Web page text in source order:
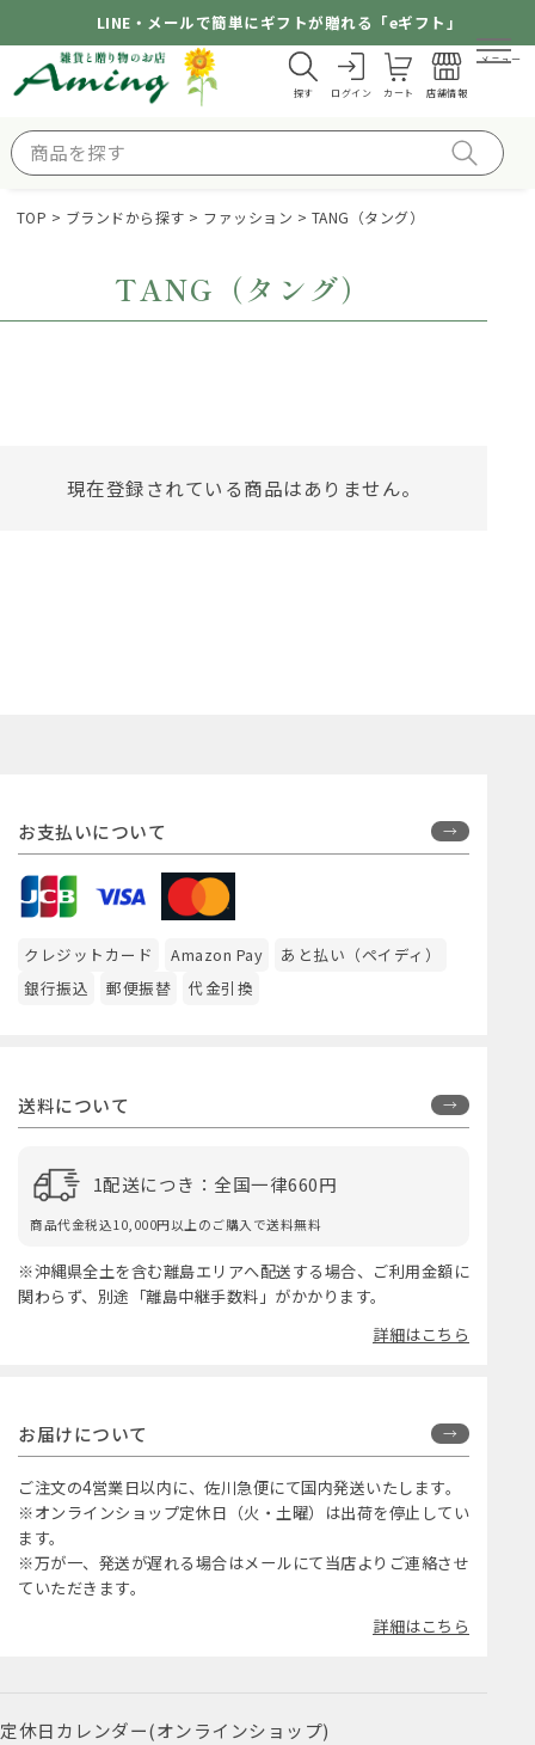
LINE・メールで簡単にギフトが贈れる「eギフト」
探す ログイン カート 店舗情報
メニュー
TOP ブランドから探す ファッション TANG（タング）
TANG（タング）
現在登録されている商品はありません。
お支払いについて
クレジットカード Amazon Pay
あと払い（ペイディ）
銀行振込
郵便振替 代金引換
送料について
1配送につき：全国一律660円
商品代金税込10,000円以上のご購入で送料無料
※沖縄県全土を含む離島エリアへ配送する場合、ご利用金額に
関わらず、別途「離島中継手数料」がかかります。
詳細はこちら
お届けについて
ご注文の4営業日以内に、佐川急便にて国内発送いたします。
※オンラインショップ定休日（火・土曜）は出荷を停止してい
ます。
※万が一、発送が遅れる場合はメールにて当店よりご連絡させ
ていただきます。
詳細はこちら
定休日カレンダー(オンラインショップ)